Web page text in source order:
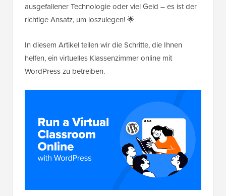
ausgefallener Technologie oder viel Geld – es ist der
richtige Ansatz, um loszulegen! 🌟
In diesem Artikel teilen wir die Schritte, die Ihnen
helfen, ein virtuelles Klassenzimmer online mit
WordPress zu betreiben.